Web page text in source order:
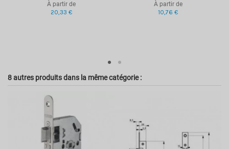
À partir de
20,33 €
À partir de
10,76 €
8 autres produits dans la même catégorie :